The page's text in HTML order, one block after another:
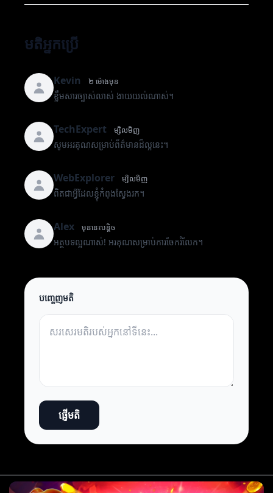
មតិអ្នកប្រើ
Kevin ២ ម៉ោងមុន
ខ្លឹមសារច្បាស់លាស់ ងាយយល់ណាស់។
TechExpert ម្សិលមិញ
សូមអរគុណសម្រាប់ព័ត៌មានដ៏ល្អនេះ។
WebExplorer ម្សិលមិញ
ពិតជាអ្វីដែលខ្ញុំកំពុងស្វែងរក។
Alex មុននេះបន្តិច
អត្ថបទល្អណាស់! អរគុណសម្រាប់ការចែករំលែក។
បញ្ចេញមតិ
ផ្ញើមតិ